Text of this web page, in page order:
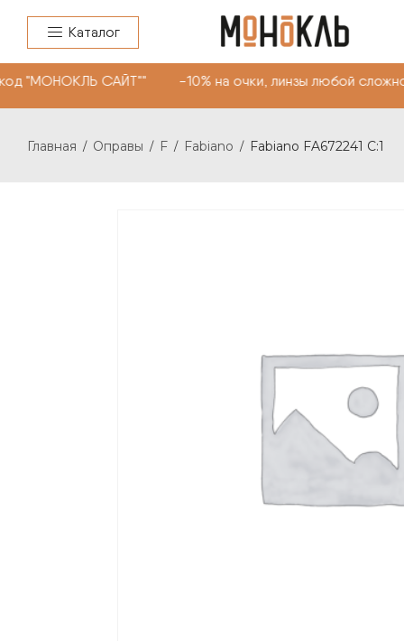
Каталог
САЙТ"" -10% на очки, линзы любой
Главная / Оправы / F / Fabiano / Fabiano FA672241 C:1